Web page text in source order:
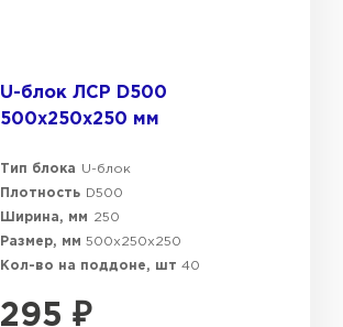
U-блок ЛСР D500
500х250х250 мм
Тип блока
U-блок
Плотность
D500
Ширина, мм
250
Размер, мм 500х250х250
Кол-во на поддоне, шт 40
295 ₽